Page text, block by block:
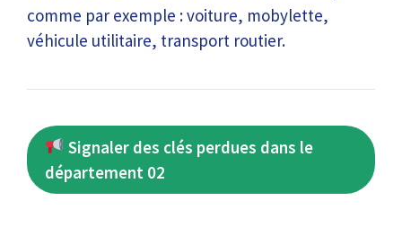
comme par exemple : voiture, mobylette,
véhicule utilitaire, transport routier.
Signaler des clés perdues dans le
département 02